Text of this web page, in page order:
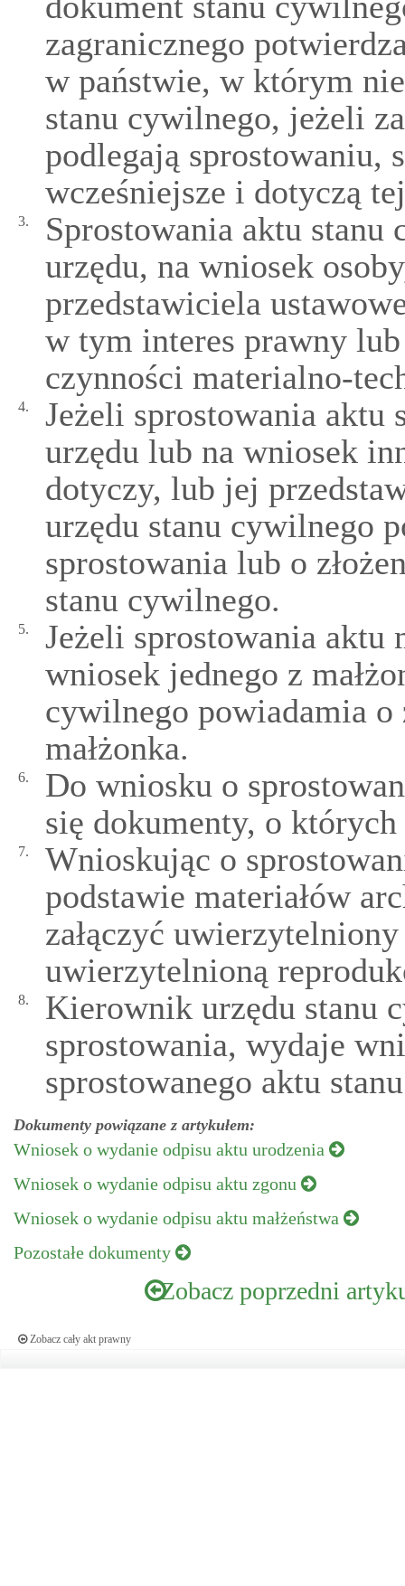
zagranicznego
w państwie, w którym
stanu cywilnego, jeżeli
podlegają sprostowaniu,
wcześniejsze i dotyczą
3.
Sprostowania aktu
urzędu, na wniosek
przedstawiciela
w tym interes prawny
czynności materialno-
4.
Jeżeli sprostowania aktu
urzędu lub na wniosek
dotyczy, lub jej
urzędu stanu cywilnego
sprostowania lub o
stanu cywilnego.
5.
Jeżeli sprostowania aktu
wniosek jednego z
cywilnego powiadamia o
małżonka.
6.
Do wniosku o
się dokumenty, o
7.
Wnioskując o
podstawie materiałów
załączyć
uwierzytelnioną
8.
Kierownik urzędu stanu
sprostowania, wydaje
sprostowanego aktu
Dokumenty powiązane z artykułem:
Wniosek o wydanie odpisu aktu urodzenia
Wniosek o wydanie odpisu aktu zgonu
Wniosek o wydanie odpisu aktu małżeństwa
Pozostałe dokumenty
Zobacz poprzedni
Zobacz cały akt prawny